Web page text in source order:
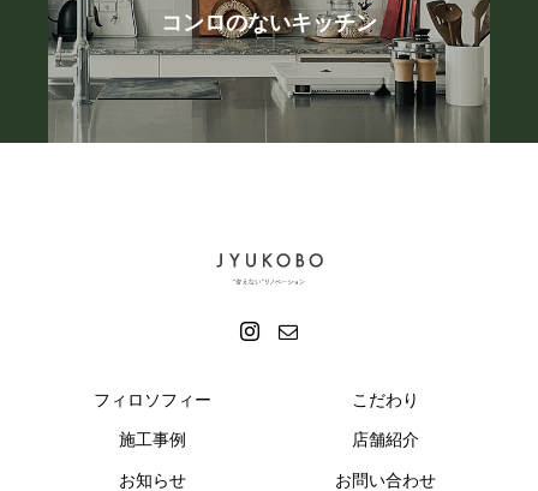
コンロのないキッチン
フィロソフィー
施工事例
お知らせ
こだわり
店舗紹介
お問い合わせ